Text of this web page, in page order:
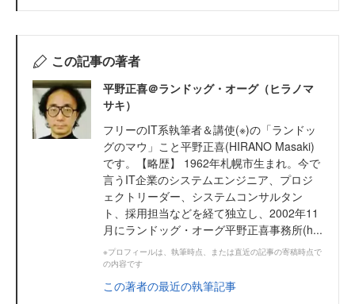
この記事の著者
平野正喜＠ランドッグ・オーグ（ヒラノマ
サキ）
フリーのIT系執筆者＆講使(※)の「ランドッ
グのマウ」こと平野正喜(HIRANO Masaki)
です。【略歴】 1962年札幌市生まれ。今で
言うIT企業のシステムエンジニア、プロジ
ェクトリーダー、システムコンサルタン
ト、採用担当などを経て独立し、2002年11
月にランドッグ・オーグ平野正喜事務所(h...
※プロフィールは、執筆時点、または直近の記事の寄稿時点で
の内容です
この著者の最近の執筆記事